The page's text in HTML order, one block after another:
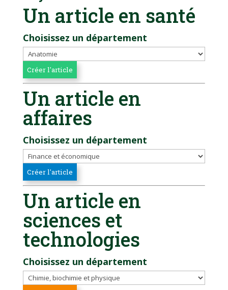
Un article en santé
Choisissez un département
Un article en
affaires
Choisissez un département
Un article en
sciences et
technologies
Choisissez un département